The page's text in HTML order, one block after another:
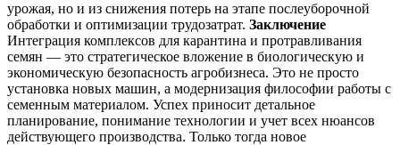
урожая, но и из снижения потерь на этапе послеуборочной
обработки и оптимизации трудозатрат. Заключение
Интеграция комплексов для карантина и протравливания
семян — это стратегическое вложение в биологическую и
экономическую безопасность агробизнеса. Это не просто
установка новых машин, а модернизация философии работы с
семенным материалом. Успех приносит детальное
планирование, понимание технологии и учет всех нюансов
действующего производства. Только тогда новое